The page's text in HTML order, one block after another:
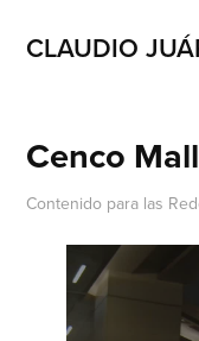
CLAUDIO
Cenco
Contenido para las